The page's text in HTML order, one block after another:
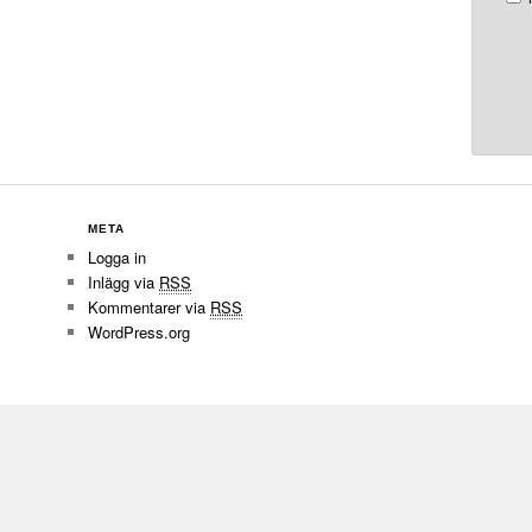
META
Logga in
Inlägg via RSS
Kommentarer via RSS
WordPress.org